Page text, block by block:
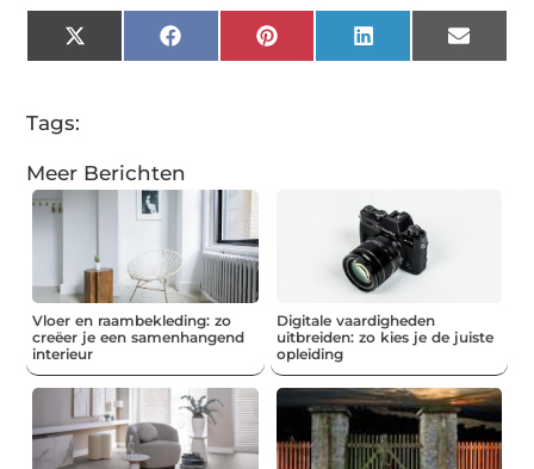
X
(Twitter)
FacebookPinterestLinkedInEmail
Tags:
Meer Berichten
Vloer en raambekleding: zo
creëer je een samenhangend
interieur
Digitale vaardigheden
uitbreiden: zo kies je de juiste
opleiding